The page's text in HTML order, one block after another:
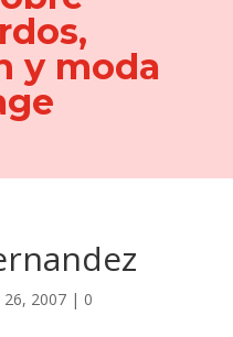
y moda
26, 2007| 0